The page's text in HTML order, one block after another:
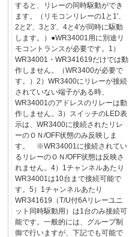
すると、リレーの同時駆動ができ
ます。（リモコンリレーの1と1′、
2と2′、3と3′、4と4′が同時に駆動
します。）●WR34001用に別途リ
モコントランスが必要です。1）
WR34001・WR341619だけでは動
作しません。（WR3400が必要で
す。）2）WR3400にリレーが接続
されていない端子がある時、
WR34001のアドレスのリレーは動
作しません。3）スイッチのLED表
示は、WR3400に接続されたリレ
ーのＯＮ/OFF状態のみ反映しま
す。 ※WR34001に接続されてい
るリレーのＯＮ/OFF状態は反映さ
れません。4）1チャンネルあたり
WR34001は10台まで接続可能で
す。5）1チャンネルあたり
WR341619（T/U付6Aリレーユニ
ット同時駆動用）は1台のみ接続可
能です。一般的には、グループ制
御で行いますが、下記でも可能で